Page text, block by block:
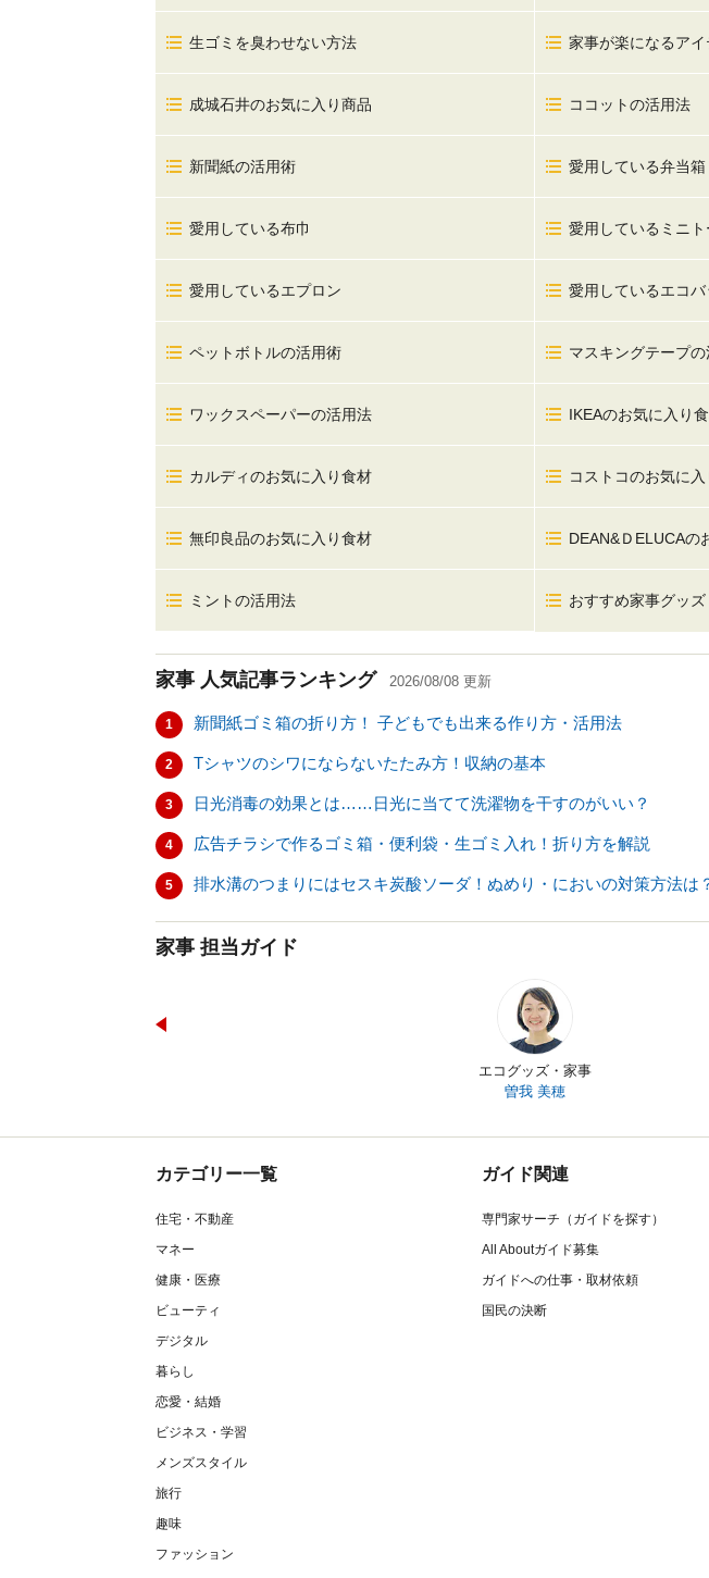
生ゴミを臭わせない方法 家事が楽になるアイ
成城石井のお気に入り商品 ココットの活用法
新聞紙の活用術 愛用している弁当箱
愛用している布巾 愛用しているミニト
愛用しているエプロン 愛用しているエコバ
ペットボトルの活用術 マスキングテープ
ワックスペーパーの活用法 IKEAのお気に入り
カルディのお気に入り食材 コストコのお気に
無印良品のお気に入り食材 DEAN&ＤELUCAの
ミントの活用法 おすすめ家事グッズ
家事 人気記事ランキング 2026/08/08 更新
1 新聞紙ゴミ箱の折り方！ 子どもでも出来る作り方・活用法
2 Tシャツのシワにならないたたみ方！収納の基本
3 日光消毒の効果とは……日光に当てて洗濯物を干すのがいい？
4 広告チラシで作るゴミ箱・便利袋・生ゴミ入れ！折り方を解説
5 排水溝のつまりにはセスキ炭酸ソーダ！ぬめり・においの対策方法は
家事 担当ガイド
エコグッズ・家事
曽我 美穂
カテゴリー一覧
住宅・不動産
マネー
健康・医療
ビューティ
デジタル
暮らし
恋愛・結婚
ビジネス・学習
メンズスタイル
旅行
趣味
ファッション
ガイド関連
専門家サーチ（ガイドを探す）
All Aboutガイド募集
ガイドへの仕事・取材依頼
国民の決断